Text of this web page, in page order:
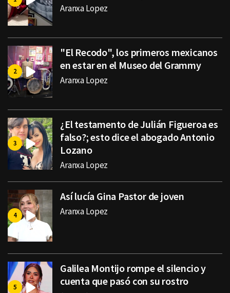
Aranxa Lopez
"El Recodo", los primeros mexicanos
en estar en el Museo del Grammy
Aranxa Lopez
¿El testamento de Julián Figueroa es
falso?; esto dice el abogado Antonio
Lozano
Aranxa Lopez
Así lucía Gina Pastor de joven
Aranxa Lopez
Galilea Montijo rompe el silencio y
cuenta que pasó con su rostro